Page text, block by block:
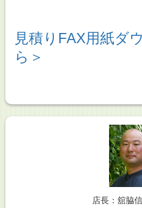
見積りFAX用紙ダ
ら＞
店長：舘脇